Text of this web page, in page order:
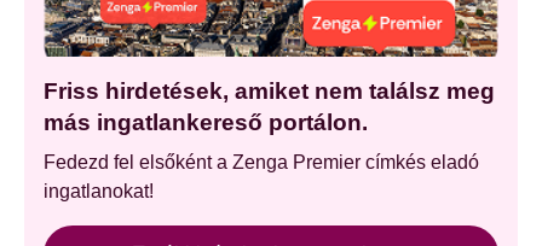
Friss hirdetések, amiket nem találsz meg
más ingatlankereső portálon.
Fedezd fel elsőként a Zenga Premier címkés eladó
ingatlanokat!